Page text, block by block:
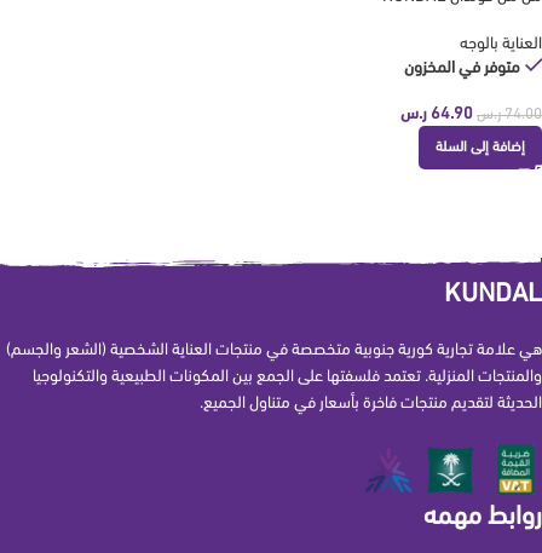
العناية بالوجه
متوفر في المخزون
74.00 ر.س 64.90 ر.س
إضافة إلى السلة
KUNDAL
هي علامة تجارية كورية جنوبية متخصصة في منتجات العناية الشخصية (الشعر والجسم)
والمنتجات المنزلية. تعتمد فلسفتها على الجمع بين المكونات الطبيعية والتكنولوجيا
الحديثة لتقديم منتجات فاخرة بأسعار في متناول الجميع.
روابط مهمه